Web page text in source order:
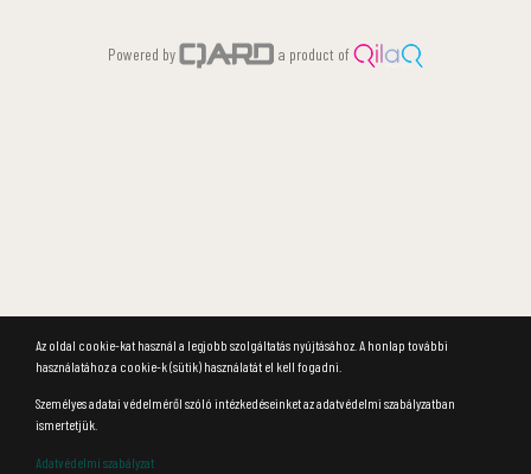
Powered by a product of
Az oldal cookie-kat használ a legjobb szolgáltatás nyújtásához. A honlap további
használatához a cookie-k (sütik) használatát el kell fogadni.
Személyes adatai védelméről szóló intézkedéseinket az adatvédelmi szabályzatban
ismertetjük.
Adatvédelmi szabályzat